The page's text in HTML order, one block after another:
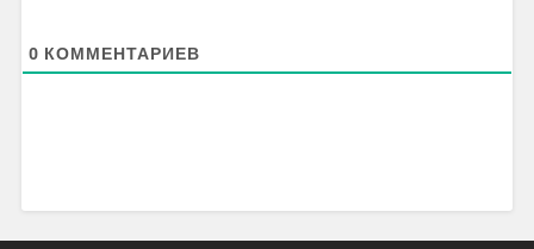
0 КОММЕНТАРИЕВ